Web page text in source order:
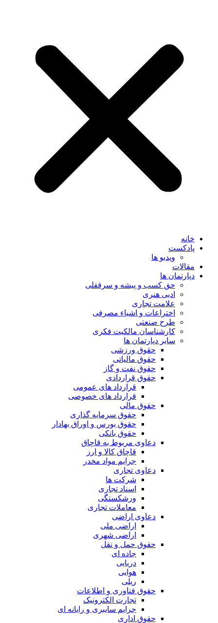
خانه
پادکست
ویدیو ها
مقالات
دپارتمان ها
حق کسب و پیشه و سرقفلی
ادبی هنری
علامت تجاری
اختراعات و اشیاء مصرفی
طرح صنعتی
کارشناسان مالکیت فکری
سایر دپارتمان ها
حقوق ورزشی
حقوق مالیاتی
حقوق نفت و گاز
حقوق قراردادی
قرارداد های عمومی
قرارداد های خصوصی
حقوق مالی
حقوق سرمایه گذاری
حقوق بورس و اوراق بهادار
حقوق بانکی
دعاوی مربوط به قاچاق
قاچاق کالا و ارز
جرایم مواد مخدر
دعاوی تجاری
شرکت ها
اسناد تجاری
ورشکستگی
معاملات تجاری
دعاوی اراضی
اراضی ملی
اراضی شهری
حقوق حمل و نقل
جاده ای
دریایی
هوایی
ریلی
حقوق فناوری و اطلاعات
تجارت الکترونیک
جرایم سایبری و رایانه ای
حقوق اداری